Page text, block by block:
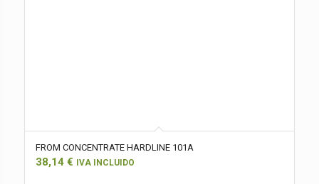
FROM CONCENTRATE HARDLINE 101A
38,14 € IVA INCLUIDO